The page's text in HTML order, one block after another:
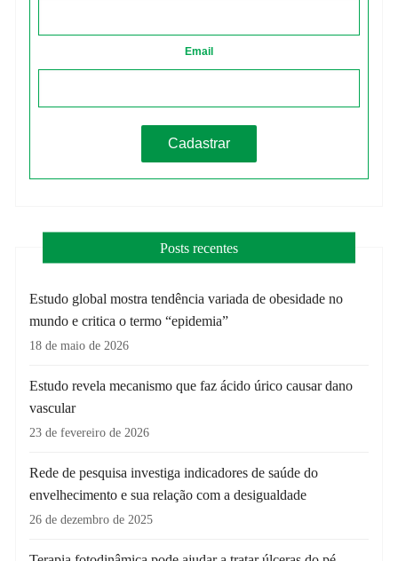
Email
Posts recentes
Estudo global mostra tendência variada de obesidade no
mundo e critica o termo “epidemia”
18 de maio de 2026
Estudo revela mecanismo que faz ácido úrico causar dano
vascular
23 de fevereiro de 2026
Rede de pesquisa investiga indicadores de saúde do
envelhecimento e sua relação com a desigualdade
26 de dezembro de 2025